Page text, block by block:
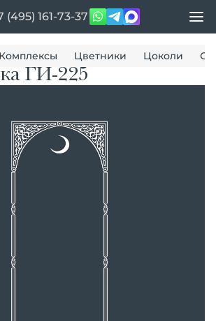
(495) 161-73-37
Комплексы Цветники Цоколи
ГИ-225